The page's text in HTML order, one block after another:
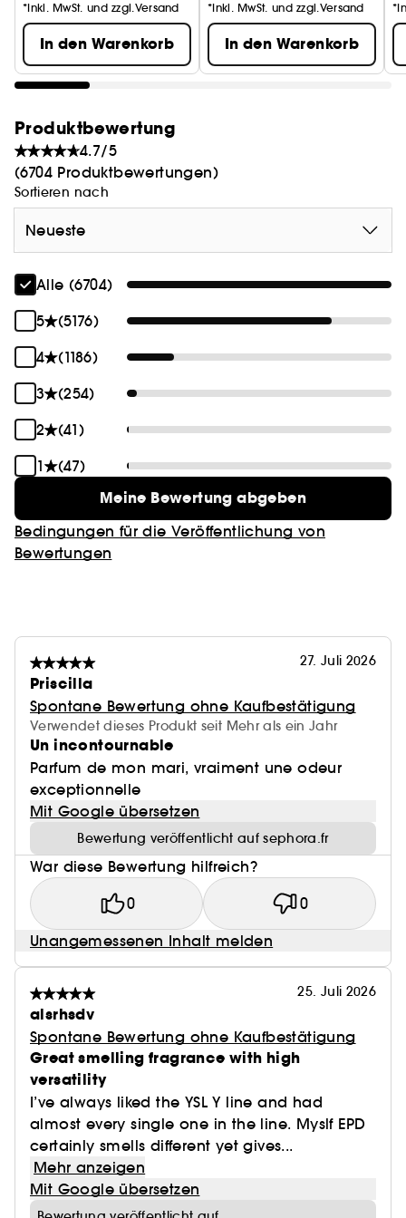
*Inkl. MwSt. und zzgl.Versand
In den Warenkorb
*Inkl. MwSt. und zzgl.Versand
In den Warenkorb
Produktbewertung
4.7/5
(6704 Produktbewertungen)
Sortieren nach
Neueste
Alle (6704)
5
(5176)
4
(1186)
3
(254)
2
(41)
1
(47)
Meine Bewertung abgeben
Bedingungen für die Veröffentlichung von
Bewertungen
27. Juli 2026
Priscilla
Spontane Bewertung ohne Kaufbestätigung
Verwendet dieses Produkt seit Mehr als ein Jahr
Un incontournable
Parfum de mon mari, vraiment une odeur
exceptionnelle
Mit Google übersetzen
Bewertung veröffentlicht auf sephora.fr
War diese Bewertung hilfreich?
0 0
Unangemessenen Inhalt melden
25. Juli 2026
alsrhsdv
Spontane Bewertung ohne Kaufbestätigung
Great smelling fragrance with high
versatility
I’ve always liked the YSL Y line and had
almost every single one in the line. Myslf EPD
certainly smells different yet gives...
Mehr anzeigen
Mit Google übersetzen